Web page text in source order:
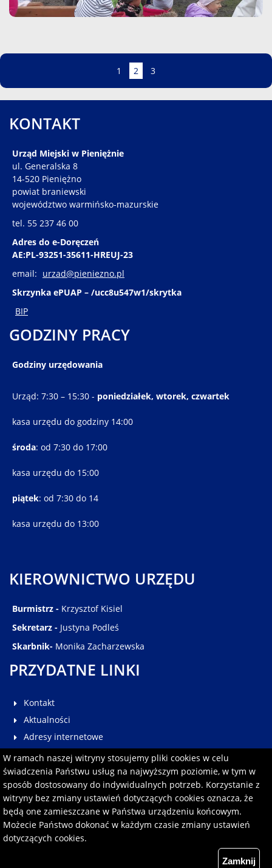
W ramach naszej witryny stosujemy pliki cookies w celu
świadczenia Państwu usług na najwyższym poziomie, w tym w
sposób dostosowany do indywidualnych potrzeb. Korzystanie z
witryny bez zmiany ustawień dotyczących cookies oznacza, że
będą one zamieszczane w Państwa urządzeniu końcowym.
Możecie Państwo dokonać w każdym czasie zmiany ustawień
dotyczących cookies.
Zamknij
Strona
1 Strona
2 Strona
3
KONTAKT
Urząd Miejski w Pieniężnie
ul. Generalska 8
14-520 Pieniężno
powiat braniewski
województwo warmińsko-mazurskie
tel. 55 237 46 00
Adres do e-Doręczeń
AE:PL-93251-35611-HREUJ-23
email: urzad@pieniezno.pl
Skrzynka ePUAP – /ucc8u547w1/skrytka
BIP
GODZINY PRACY
Godziny urzędowania
Urząd: 7:30 – 15:30 - poniedziałek, wtorek, czwartek
kasa urzędu do godziny 14:00
środa: od 7:30 do 17:00
kasa urzędu do 15:00
piątek: od 7:30 do 14
kasa urzędu do 13:00
KIEROWNICTWO URZĘDU
Burmistrz - Krzysztof Kisiel
Sekretarz - Justyna Podleś
Skarbnik- Monika Zacharzewska
PRZYDATNE LINKI
Kontakt
Aktualności
Adresy internetowe
Galeria
Multimedia
Pomoc
Redakcja serwisu
Formularz kontaktowy
Polityka prywatności